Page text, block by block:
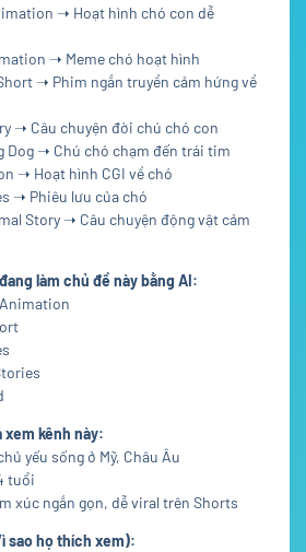
➝ Hoạt hình chó con dễ
➝ Meme chó hoạt hình
➝ Phim ngắn truyền cảm hứng về
➝ Câu chuyện đời chú chó con
Dog ➝ Chú chó chạm đến trái tim
➝ Hoạt hình CGI về chó
➝ Phiêu lưu của chó
Story ➝ Câu chuyện động vật cảm
làm chủ đề này bằng AI:
kênh này:
yếu sống ở Mỹ, Châu Âu
tuổi
xúc ngắn gọn, dễ viral trên Shorts
sao họ thích xem):